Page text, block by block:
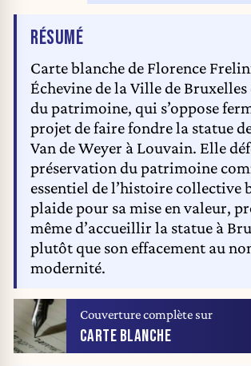
RÉSUMÉDE L'ARTICLE
Carte blanche de Florence
Échevine de la Ville de Bruxelles
du patrimoine, qui s’oppose
projet de faire fondre la statue
Van de Weyer à Louvain. Elle
préservation du patrimoine
essentiel de l’histoire collective
plaide pour sa mise en valeur,
même d’accueillir la statue à
plutôt que son effacement au
modernité.
Couverture complète sur
CARTE BLANCHE